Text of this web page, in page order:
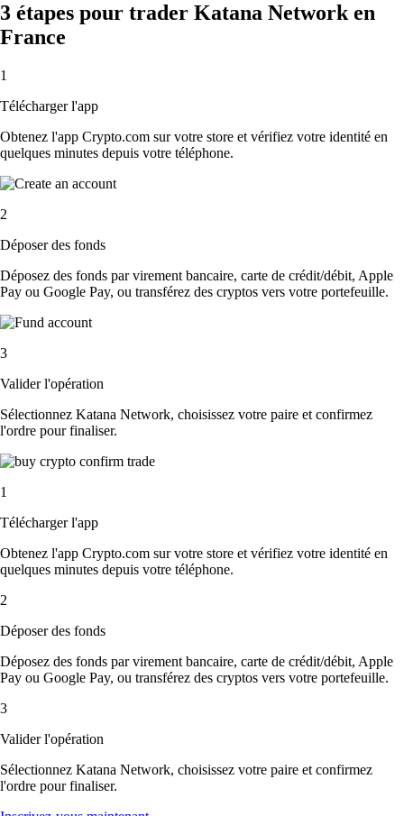
3 étapes pour trader Katana Network en
France
1
Télécharger l'app
Obtenez l'app Crypto.com sur votre store et vérifiez votre identité en
quelques minutes depuis votre téléphone.
2
Déposer des fonds
Déposez des fonds par virement bancaire, carte de crédit/débit, Apple
Pay ou Google Pay, ou transférez des cryptos vers votre portefeuille.
3
Valider l'opération
Sélectionnez Katana Network, choisissez votre paire et confirmez
l'ordre pour finaliser.
1
Télécharger l'app
Obtenez l'app Crypto.com sur votre store et vérifiez votre identité en
quelques minutes depuis votre téléphone.
2
Déposer des fonds
Déposez des fonds par virement bancaire, carte de crédit/débit, Apple
Pay ou Google Pay, ou transférez des cryptos vers votre portefeuille.
3
Valider l'opération
Sélectionnez Katana Network, choisissez votre paire et confirmez
l'ordre pour finaliser.